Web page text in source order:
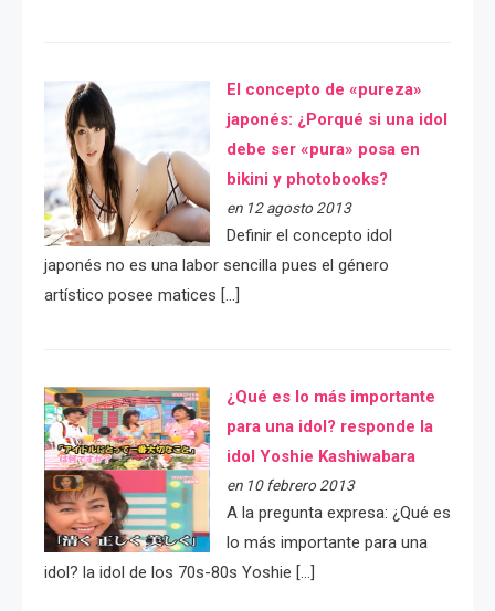
El concepto de «pureza»
japonés: ¿Porqué si una idol
debe ser «pura» posa en
bikini y photobooks?
en 12 agosto 2013
Definir el concepto idol
japonés no es una labor sencilla pues el género
artístico posee matices […]
¿Qué es lo más importante
para una idol? responde la
idol Yoshie Kashiwabara
en 10 febrero 2013
A la pregunta expresa: ¿Qué es
lo más importante para una
idol? la idol de los 70s-80s Yoshie […]